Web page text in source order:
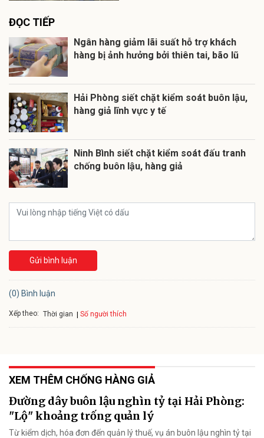
ĐỌC TIẾP
Ngân hàng giảm lãi suất hỗ trợ khách
hàng bị ảnh hưởng bởi thiên tai, bão lũ
Hải Phòng siết chặt kiểm soát buôn lậu,
hàng giả lĩnh vực y tế
Ninh Bình siết chặt kiểm soát đấu tranh
chống buôn lậu, hàng giả
Gửi bình luận
(0) Bình luận
Xếp theo: Thời gian Số người thích
XEM THÊM CHỐNG HÀNG GIẢ
Đường dây buôn lậu nghìn tỷ tại Hải Phòng:
"Lộ" khoảng trống quản lý
Từ kiểm dịch, hóa đơn đến quản lý thuế, vụ án buôn lậu nghìn tỷ tại